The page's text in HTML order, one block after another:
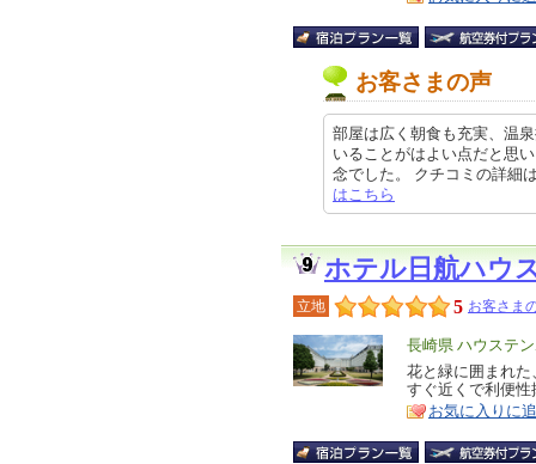
お客さまの声
部屋は広く朝食も充実、温
いることがはよい点だと思
念でした。 クチコミの詳
はこちら
ホテル日航ハウ
立地 5 お客さま
エ
リ
ア
長崎県 ハウステ
特
徴
花と緑に囲まれ
すぐ近くで利便性
お気に入りに